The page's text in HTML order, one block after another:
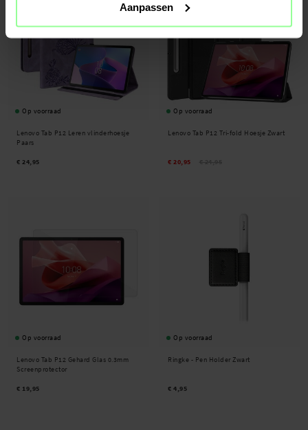
Aanpassen
Op voorraad
Lenovo Tab P12 Leren vlinderhoesje
Paars
€ 24,95
Op voorraad
Lenovo Tab P12 Tri-fold Hoesje Zwart
€ 20,95
Op voorraad
Lenovo Tab P12 Gehard Glas 0.3mm
Screenprotector
€ 19,95
Op voorraad
Ringke - Pen Holder Zwart
€ 4,95